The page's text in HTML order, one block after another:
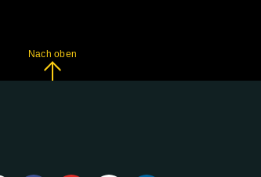
Nach oben